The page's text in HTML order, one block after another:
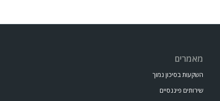
מאמרים
השקעות בסיכון נמוך
שירותים פיננסיים